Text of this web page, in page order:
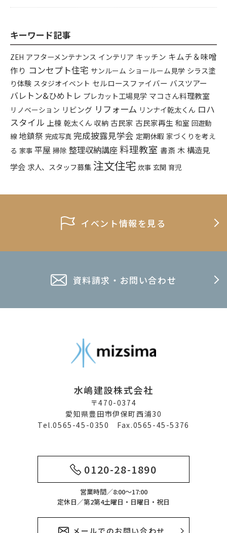
キーワード記事
ZEH アフターメンテナンス インテリア キッチン キムチ＆味噌
作り コンセプト住宅 サンルーム ショールーム見学 シラス塗
り体験 スタジオイベント セルロースファイバー バスツアー
バレトン&ひめトレ プレカット工場見学 マコさん料理教室
リノベーション リビング リフォーム リンナイ乾太くん ロハ
スタイル 上棟 乾太くん 収納 古民家 古民家再生 和室 回遊動
線 地鎮祭 完成写真 完成披露見学会 定期休暇 家づくりを考え
る 家事 平屋 掃除 整理収納講座料理教室 書斎 木構造見
学会 求人、スタッフ募集注文住宅 炊事 玄関 育児
イベント情報を見る
資料請求・お問い合わせ
水嶋建設株式会社
〒470-0374
愛知県豊田市伊保町西浦30
Tel.0565-45-0350 Fax.0565-45-5376
0120-28-1890
営業時間／8:00～17:00
定休日／第2第4土曜日・日曜日・祝日
メールでのお問い合わせ